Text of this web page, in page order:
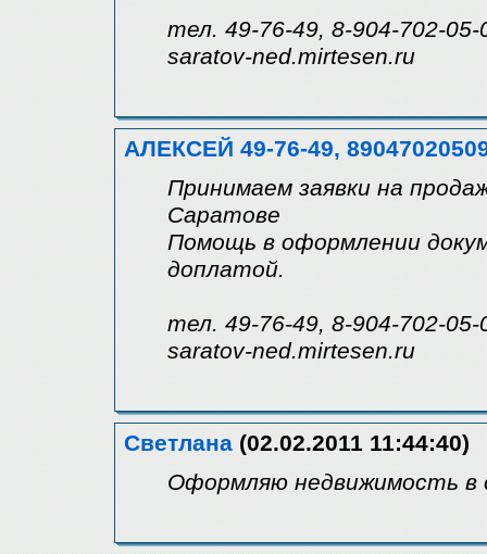
тел. 49-76-49, 8-904-702-05-
saratov-ned.mirtesen.ru
АЛЕКСЕЙ 49-76-49,
Принимаем заявки на
Саратове
Помощь в оформлении
доплатой.
тел. 49-76-49, 8-904-702-05-
saratov-ned.mirtesen.ru
Светлана (02.02.2011 11:44:40)
Оформляю недвижимость в